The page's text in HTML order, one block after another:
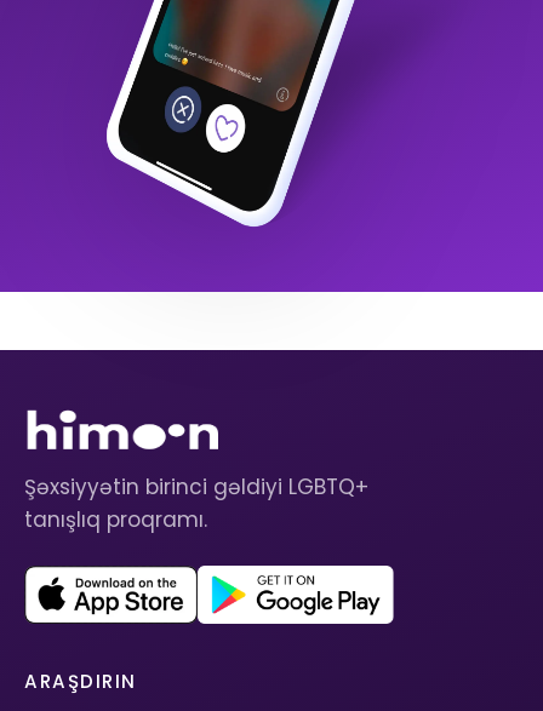
Şəxsiyyətin birinci gəldiyi LGBTQ+
tanışlıq proqramı.
ARAŞDIRIN